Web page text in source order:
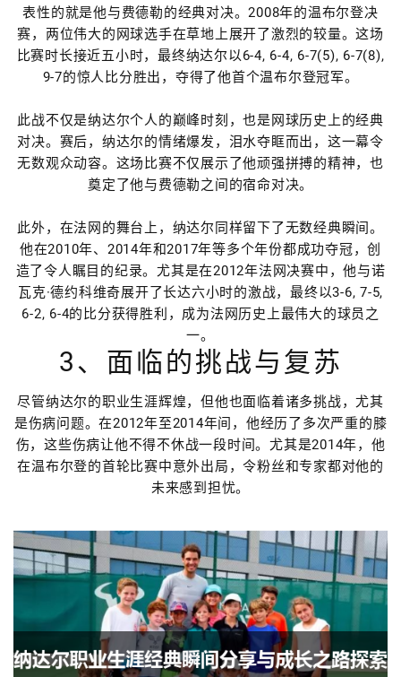
表性的就是他与费德勒的经典对决。2008年的温布尔登决
赛，两位伟大的网球选手在草地上展开了激烈的较量。这场
比赛时长接近五小时，最终纳达尔以6-4, 6-4, 6-7(5), 6-7(8),
9-7的惊人比分胜出，夺得了他首个温布尔登冠军。
此战不仅是纳达尔个人的巅峰时刻，也是网球历史上的经典
对决。赛后，纳达尔的情绪爆发，泪水夺眶而出，这一幕令
无数观众动容。这场比赛不仅展示了他顽强拼搏的精神，也
奠定了他与费德勒之间的宿命对决。
此外，在法网的舞台上，纳达尔同样留下了无数经典瞬间。
他在2010年、2014年和2017年等多个年份都成功夺冠，创
造了令人瞩目的纪录。尤其是在2012年法网决赛中，他与诺
瓦克·德约科维奇展开了长达六小时的激战，最终以3-6, 7-5,
6-2, 6-4的比分获得胜利，成为法网历史上最伟大的球员之
一。
3、面临的挑战与复苏
尽管纳达尔的职业生涯辉煌，但他也面临着诸多挑战，尤其
是伤病问题。在2012年至2014年间，他经历了多次严重的膝
伤，这些伤病让他不得不休战一段时间。尤其是2014年，他
在温布尔登的首轮比赛中意外出局，令粉丝和专家都对他的
未来感到担忧。